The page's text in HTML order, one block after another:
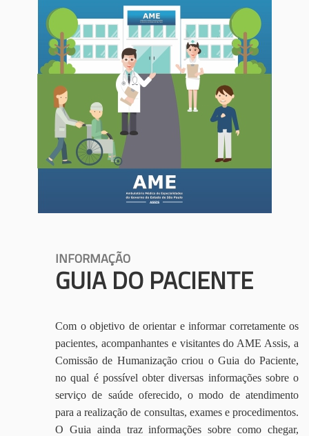
INFORMAÇÃO
GUIA DO PACIENTE
Com o objetivo de orientar e informar corretamente os
pacientes, acompanhantes e visitantes do AME Assis, a
Comissão de Humanização criou o Guia do Paciente,
no qual é possível obter diversas informações sobre o
serviço de saúde oferecido, o modo de atendimento
para a realização de consultas, exames e procedimentos.
O Guia ainda traz informações sobre como chegar,